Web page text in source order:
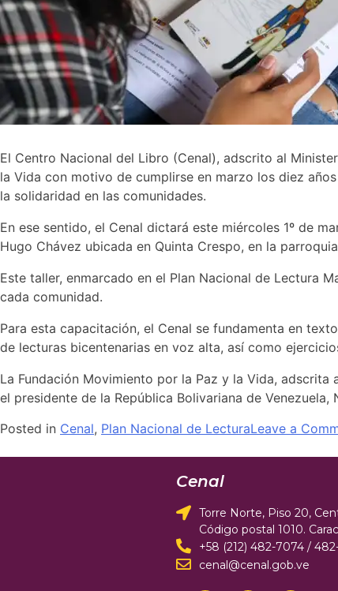
El Centro Nacional del Libro (Cenal), adscrito al
la Vida con motivo de cumplirse en marzo los diez
la solidaridad en las comunidades.
En ese sentido, el Cenal dictará este miércoles 1º de
Hugo Chávez ubicada en Quinta Crespo, en la
Este taller, enmarcado en el Plan Nacional de Lectura
cada comunidad.
Para esta capacitación, el Cenal se fundamenta en
de lecturas bicentenarias en voz alta, así como
La Fundación Movimiento por la Paz y la Vida,
el presidente de la República Bolivariana de
Posted in Cenal, Plan Nacional de LecturaLeave a
Cenal
Torre Norte, Piso 20,
Código postal 1010.
+58 (212) 482-7074 /
cenal@cenal.gob.ve